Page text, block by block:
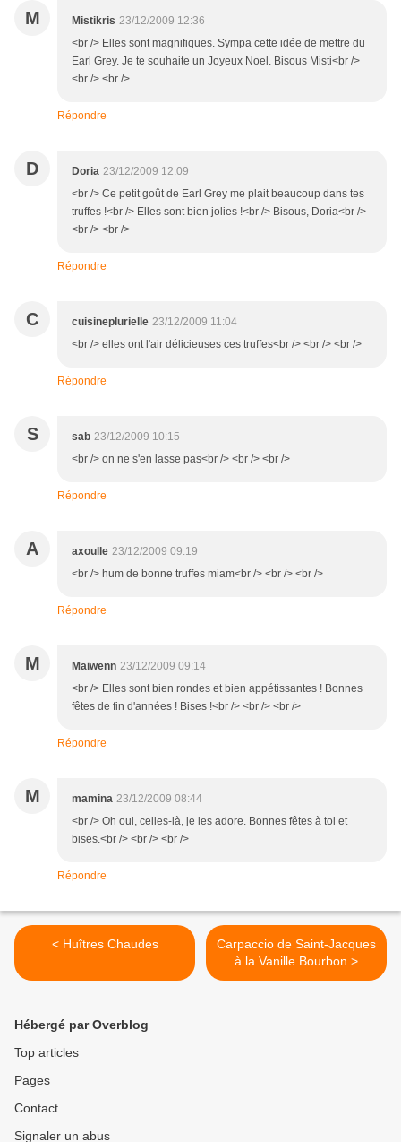
M Mistikris 23/12/2009 12:36
<br /> Elles sont magnifiques. Sympa cette idée de mettre du
Earl Grey. Je te souhaite un Joyeux Noel. Bisous Misti<br />
<br /> <br />
Répondre
D Doria 23/12/2009 12:09
<br /> Ce petit goût de Earl Grey me plait beaucoup dans tes
truffes !<br /> Elles sont bien jolies !<br /> Bisous, Doria<br />
<br /> <br />
Répondre
C cuisineplurielle 23/12/2009 11:04
<br /> elles ont l'air délicieuses ces truffes<br /> <br /> <br />
Répondre
S sab 23/12/2009 10:15
<br /> on ne s'en lasse pas<br /> <br /> <br />
Répondre
A axoulle 23/12/2009 09:19
<br /> hum de bonne truffes miam<br /> <br /> <br />
Répondre
M Maiwenn 23/12/2009 09:14
<br /> Elles sont bien rondes et bien appétissantes ! Bonnes
fêtes de fin d'années ! Bises !<br /> <br /> <br />
Répondre
M mamina 23/12/2009 08:44
<br /> Oh oui, celles-là, je les adore. Bonnes fêtes à toi et
bises.<br /> <br /> <br />
Répondre
< Huîtres Chaudes
Carpaccio de Saint-Jacques
à la Vanille Bourbon >
Hébergé par Overblog
Top articles
Pages
Contact
Signaler un abus